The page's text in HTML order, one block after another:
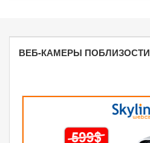
ВЕБ-КАМЕРЫ ПОБЛИЗОСТИ